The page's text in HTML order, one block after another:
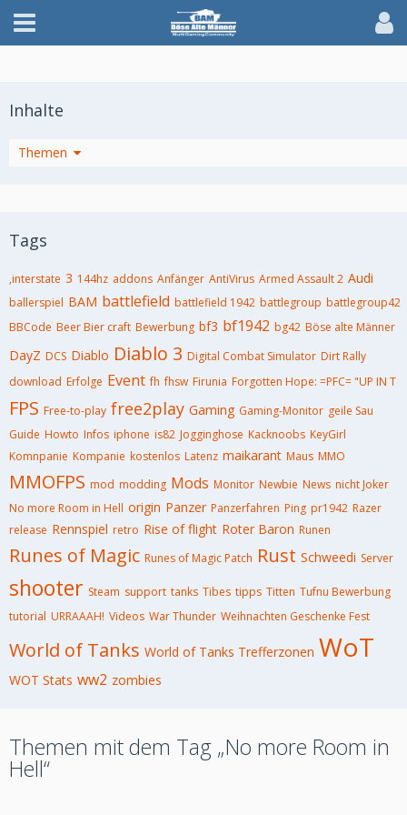
Inhalte
Themen
Tags
,interstate 3 144hz addons Anfänger AntiVirus Armed Assault 2 Audi
ballerspiel BAM battlefield battlefield 1942 battlegroup battlegroup42
BBCode Beer Bier craft Bewerbung bf3 bf1942 bg42 Böse alte Männer
DayZ DCS Diablo Diablo 3 Digital Combat Simulator Dirt Rally
download Erfolge Event fh fhsw Firunia Forgotten Hope: =PFC= "UP IN T
FPS Free-to-play free2play Gaming Gaming-Monitor geile Sau
Guide Howto Infos iphone is82 Jogginghose Kacknoobs KeyGirl
Komnpanie Kompanie kostenlos Latenz maikarant Maus MMO
MMOFPS mod modding Mods Monitor Newbie News nicht Joker
No more Room in Hell origin Panzer Panzerfahren Ping pr1942 Razer
release Rennspiel retro Rise of flight Roter Baron Runen
Runes of Magic Runes of Magic Patch Rust Schweedi Server
shooter Steam support tanks Tibes tipps Titten Tufnu Bewerbung
tutorial URRAAAH! Videos War Thunder Weihnachten Geschenke Fest
World of Tanks World of Tanks Trefferzonen WoT
WOT Stats ww2 zombies
Themen mit dem Tag „No more Room in
Hell“